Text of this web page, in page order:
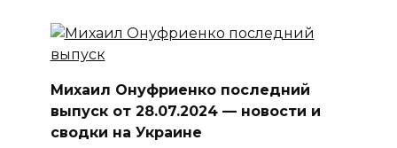
Михаил Онуфриенко последний
выпуск от 28.07.2024 — новости и
сводки на Украине